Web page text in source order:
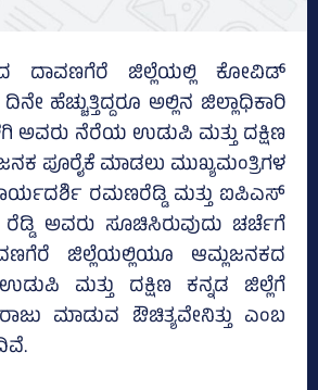
ದಾವಣಗೆರೆ ಜಿಲ್ಲೆಯಲ್ಲಿ ಕೋವಿಡ್
ಹೆಚ್ಚುತ್ತಿದ್ದರೂ ಅಲ್ಲಿನ ಜಿಲ್ಲಾಧಿಕಾರಿ
ಅವರು ನೆರೆಯ ಉಡುಪಿ ಮತ್ತು ದಕ್ಷಿಣ
ಪೂರೈಕೆ ಮಾಡಲು ಮುಖ್ಯಮಂತ್ರಿಗಳ
ರಮಣರೆಡ್ಡಿ ಮತ್ತು ಐಪಿಎಸ್‌
ಅವರು ಸೂಚಿಸಿರುವುದು ಚರ್ಚೆಗೆ
ಜಿಲ್ಲೆಯಲ್ಲಿಯೂ ಆಮ್ಲಜನಕದ
ಮತ್ತು ದಕ್ಷಿಣ ಕನ್ನಡ ಜಿಲ್ಲೆಗೆ
ಮಾಡುವ ಔಚಿತ್ಯವೇನಿತ್ತು ಎಂಬ